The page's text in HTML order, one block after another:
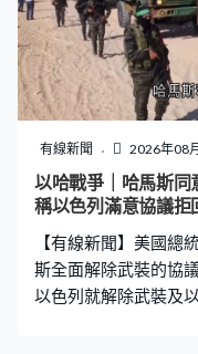
所以我們現在請回來
本盤是甚麼？是球迷
濟，持票可到啟德零
羅淑佩說會參考經驗
發局計劃的，10月底
多食肆都會有優惠，
尾經濟興趣增加了，
方多合作聯成。」 展
有線新聞 2026年08
以哈戰爭｜哈馬斯
稱以色列滿意協議拒
【有線新聞】美國總
斯全面解除武裝的協
以色列就解除武裝及